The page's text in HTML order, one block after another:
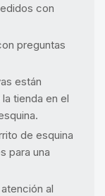
con
preguntas
están
tienda en el
de esquina
para una
al